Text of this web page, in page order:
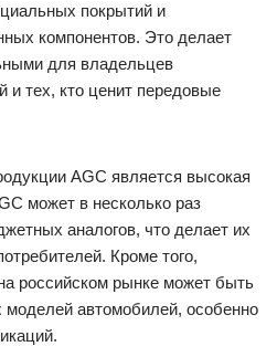
покрытий и
компонентов. Это делает
для владельцев
и тех, кто ценит передовые
AGC является высокая
может в несколько раз
аналогов, что делает их
Кроме того,
российском рынке может быть
моделей автомобилей, особенно